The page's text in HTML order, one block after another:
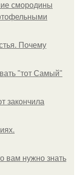
смородины
Почему
"тот Самый"
закончила
вам нужно знать